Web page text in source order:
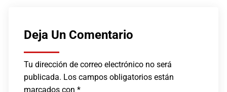
Deja Un Comentario
Tu dirección de correo electrónico no será
publicada. Los campos obligatorios están
marcados con*